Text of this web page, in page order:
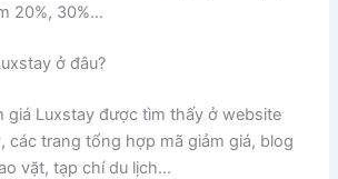
20%, 30%…
ở đâu?
giá Luxstay được tìm thấy ở website
các trang tổng hợp mã giảm giá, blog
vặt, tạp chí du lịch…